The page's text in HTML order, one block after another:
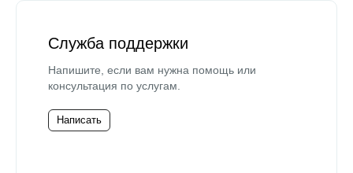
Служба поддержки
Напишите, если вам нужна помощь или
консультация по услугам.
Написать